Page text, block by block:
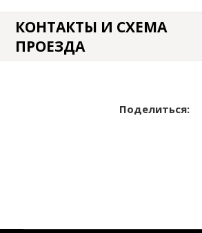
КОНТАКТЫ И СХЕМА
ПРОЕЗДА
Поделиться: